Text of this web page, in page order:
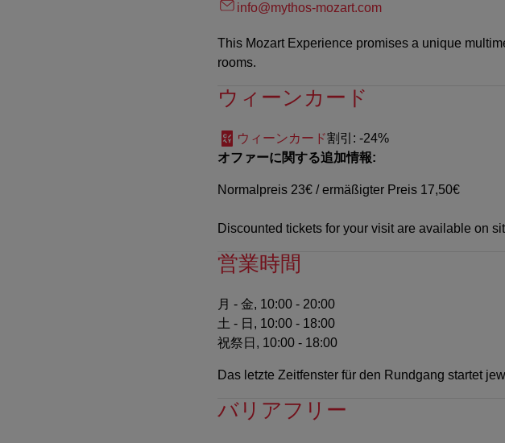
info@mythos-mozart.com
This Mozart Experience promises a unique
rooms.
ウィーンカード
ウィーンカード割引 : -24%
オファーに関する追加情報:
Normalpreis 23€ / ermäßigter Preis 17,50€
Discounted tickets for your visit are available on
営業時間
月 - 金, 10:00 - 20:00
土 - 日, 10:00 - 18:00
祝祭日, 10:00 - 18:00
Das letzte Zeitfenster für den Rundgang startet
バリアフリー